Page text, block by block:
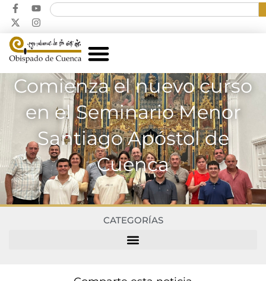
Comienza el nuevo curso
en el Seminario Menor
Santiago Apóstol de
Cuenca
CATEGORÍAS